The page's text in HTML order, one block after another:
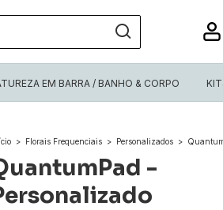
EM BARRA / BANHO & CORPO
> Florais Frequenciais > Personalizados >
-